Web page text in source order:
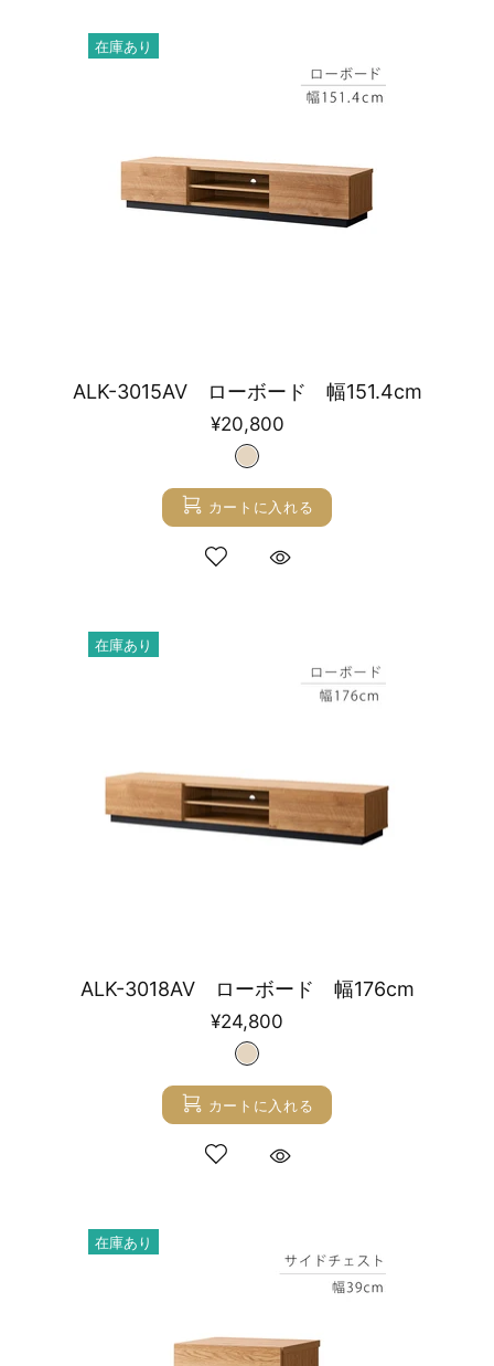
在庫あり
ALK-3015AV ローボード 幅151.4cm
¥20,800
カートに入れる
在庫あり
ALK-3018AV ローボード 幅176cm
¥24,800
カートに入れる
在庫あり